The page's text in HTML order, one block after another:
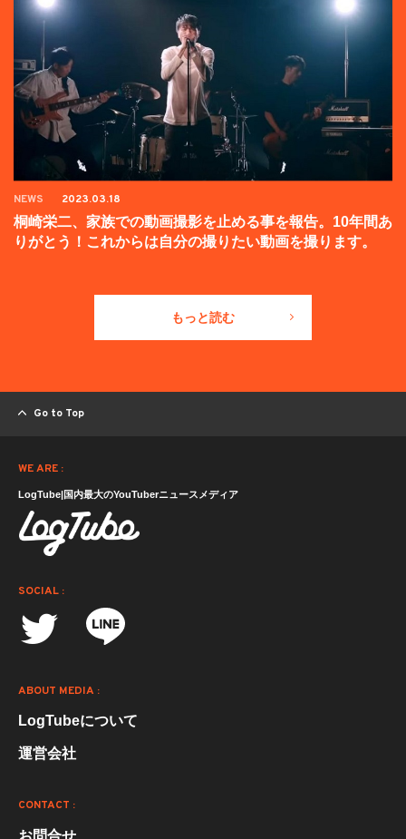
NEWS 2023.03.18
桐崎栄二、家族での動画撮影を止める事を報告。10年間あ
りがとう！これからは自分の撮りたい動画を撮ります。
もっと読む
Go to Top
WE ARE :
LogTube|国内最大のYouTuberニュースメディア
SOCIAL :
ABOUT MEDIA :
LogTubeについて
運営会社
CONTACT :
お問合せ